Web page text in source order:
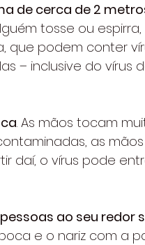
de cerca de 2
tosse ou
que podem conter
– inclusive do vírus
. As mãos tocam
as
daí, o vírus pode
ao seu redor
e o nariz com a